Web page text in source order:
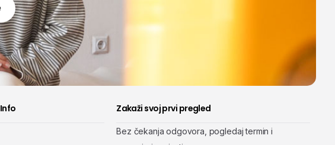
Info Zakaži svoj prvi pregled
Bez čekanja odgovora, pogledaj termin i